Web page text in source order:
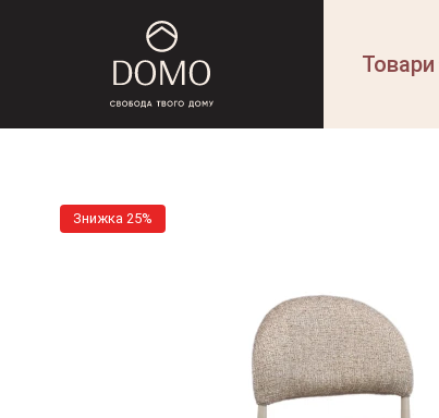
Товари
Знижка 25%